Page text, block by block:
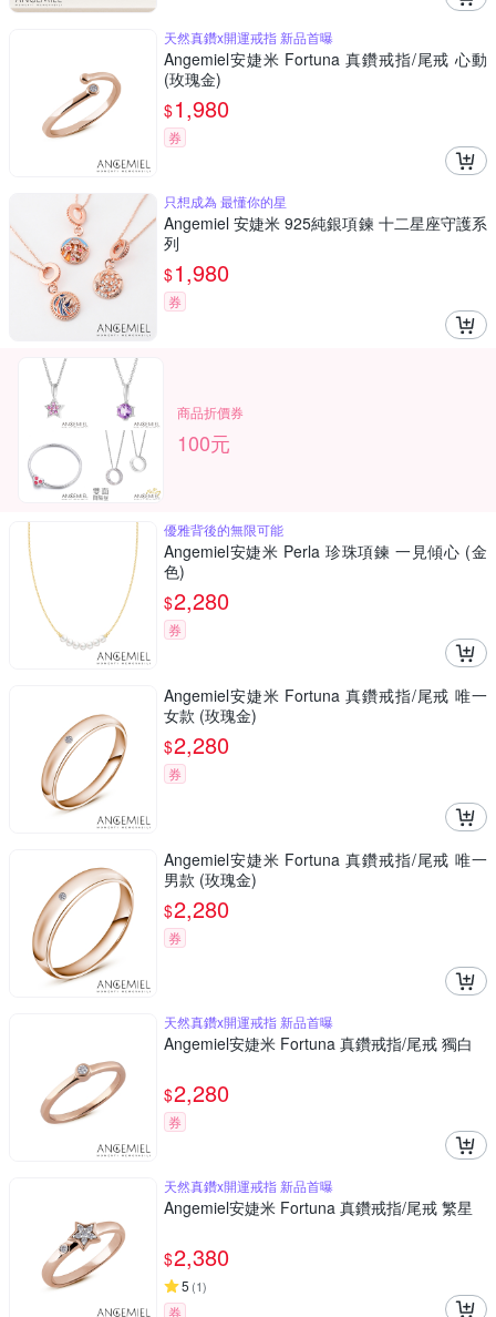
天然真鑽x開運戒指 新品首曝
Angemiel安婕米 Fortuna 真鑽戒指/尾戒 心動
(玫瑰金)
$1,980
券
只想成為 最懂你的星
Angemiel 安婕米 925純銀項鍊 十二星座守護系
列
$1,980
券
商品折價券
100元
優雅背後的無限可能
Angemiel安婕米 Perla 珍珠項鍊 一見傾心 (金
色)
$2,280
券
Angemiel安婕米 Fortuna 真鑽戒指/尾戒 唯一
女款 (玫瑰金)
$2,280
券
Angemiel安婕米 Fortuna 真鑽戒指/尾戒 唯一
男款 (玫瑰金)
$2,280
券
天然真鑽x開運戒指 新品首曝
Angemiel安婕米 Fortuna 真鑽戒指/尾戒 獨白
$2,280
券
天然真鑽x開運戒指 新品首曝
Angemiel安婕米 Fortuna 真鑽戒指/尾戒 繁星
$2,380
5 (1)
券